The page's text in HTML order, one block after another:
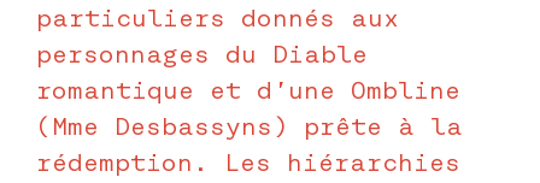
particuliers donnés aux
personnages du Diable
romantique et d’une Ombline
(Mme Desbassyns) prête à la
rédemption. Les hiérarchies